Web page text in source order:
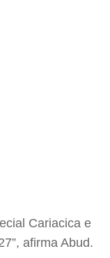
Cariacica e
afirma Abud.